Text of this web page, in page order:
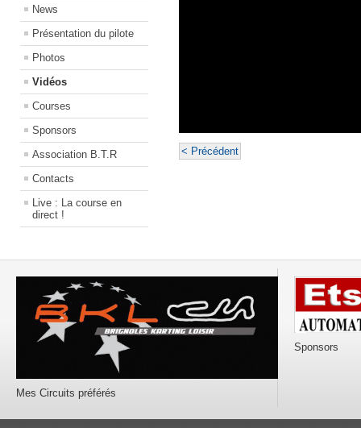
News
Présentation du pilote
Photos
Vidéos
Courses
Sponsors
Association B.T.R
Contacts
Live : La course en
direct !
< Précédent
Mes Circuits préférés
Sponsors